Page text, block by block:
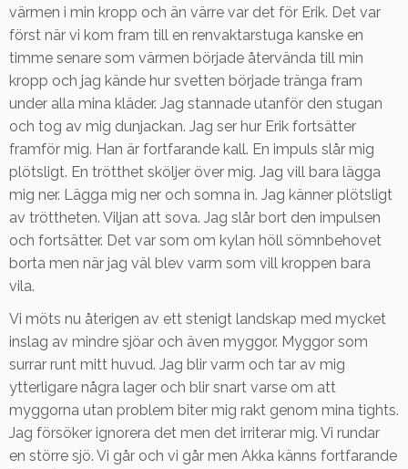
värmen i min kropp och än värre var det för Erik. Det var
först när vi kom fram till en renvaktarstuga kanske en
timme senare som värmen började återvända till min
kropp och jag kände hur svetten började tränga fram
under alla mina kläder. Jag stannade utanför den stugan
och tog av mig dunjackan. Jag ser hur Erik fortsätter
framför mig. Han är fortfarande kall. En impuls slår mig
plötsligt. En trötthet sköljer över mig. Jag vill bara lägga
mig ner. Lägga mig ner och somna in. Jag känner plötsligt
av tröttheten. Viljan att sova. Jag slår bort den impulsen
och fortsätter. Det var som om kylan höll sömnbehovet
borta men när jag väl blev varm som vill kroppen bara
vila.
Vi möts nu återigen av ett stenigt landskap med mycket
inslag av mindre sjöar och även myggor. Myggor som
surrar runt mitt huvud. Jag blir varm och tar av mig
ytterligare några lager och blir snart varse om att
myggorna utan problem biter mig rakt genom mina tights.
Jag försöker ignorera det men det irriterar mig. Vi rundar
en större sjö. Vi går och vi går men Akka känns fortfarande